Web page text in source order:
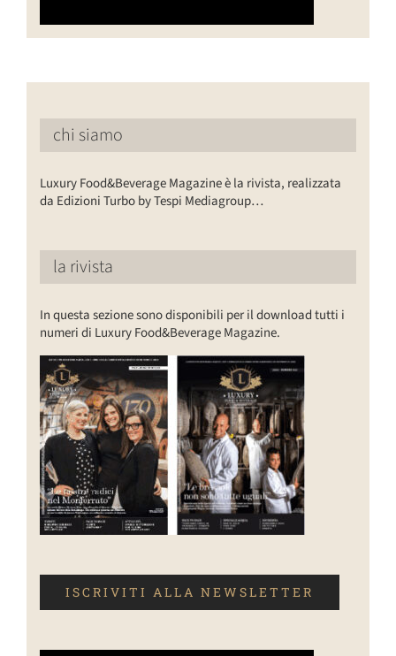
chi siamo
Luxury Food&Beverage Magazine è la rivista, realizzata
da Edizioni Turbo by Tespi Mediagroup…
la rivista
In questa sezione sono disponibili per il download tutti i
numeri di Luxury Food&Beverage Magazine.
ISCRIVITI ALLA NEWSLETTER